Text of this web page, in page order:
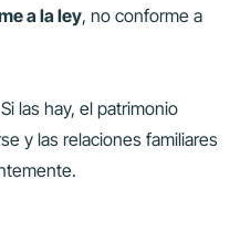
a la ley, no conforme a
las hay, el patrimonio
y las relaciones familiares